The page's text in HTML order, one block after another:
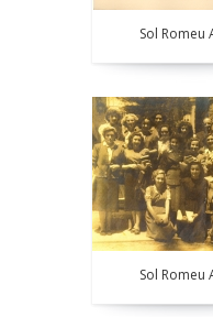
Sol Romeu
Sol Romeu